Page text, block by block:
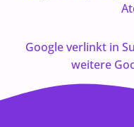
Google verlinkt in
weitere